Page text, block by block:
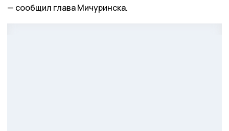
сообщил глава Мичуринска.